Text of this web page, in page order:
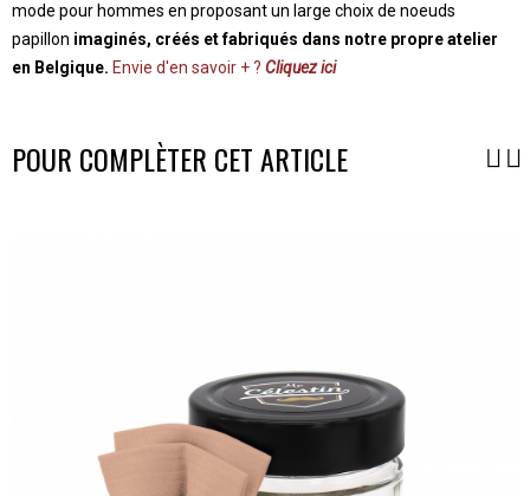
mode pour hommes en proposant un large choix de noeuds
papillon imaginés, créés et fabriqués dans notre propre atelier
en Belgique. Envie d'en savoir + ? Cliquez ici
POUR COMPLÈTER CET ARTICLE